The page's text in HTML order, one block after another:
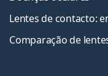
Lentes de contacto:
Comparação de